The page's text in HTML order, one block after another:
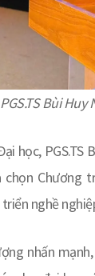
PGS.TS Bùi
học,
chọn Chương
nghề
nhấn